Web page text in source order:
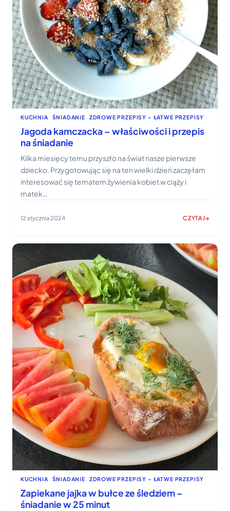
KUCHNIA ŚNIADANIE ZDROWE PRZEPISY – ŁATWE PRZEPISY
Jagoda kamczacka – właściwości i przepis
na śniadanie
Kilka miesięcy temu przyszło na świat nasze pierwsze
dziecko. Przygotowując się na ten wielki dzień zaczęłam
interesować się tematem żywienia kobiet w ciąży i
matek…
12 stycznia 2024 CZYTAJ
:
–
WŁAŚCIWOŚCI
NA
ŚNIADANIE
KUCHNIA ŚNIADANIE ZDROWE PRZEPISY – ŁATWE PRZEPISY
Zapiekane jajka w bułce ze śledziem –
śniadanie w 25 minut